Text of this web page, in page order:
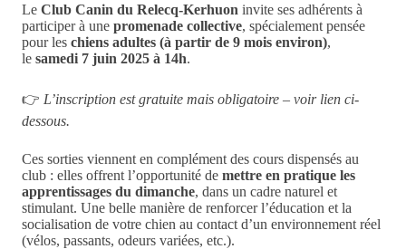
Le Club Canin du Relecq-Kerhuon invite ses adhérents à
participer à une promenade collective, spécialement pensée
pour les chiens adultes (à partir de 9 mois environ),
le samedi 7 juin 2025 à 14h.
👉 L’inscription est gratuite mais obligatoire – voir lien ci-
dessous.
Ces sorties viennent en complément des cours dispensés au
club : elles offrent l’opportunité de mettre en pratique les
apprentissages du dimanche, dans un cadre naturel et
stimulant. Une belle manière de renforcer l’éducation et la
socialisation de votre chien au contact d’un environnement réel
(vélos, passants, odeurs variées, etc.).